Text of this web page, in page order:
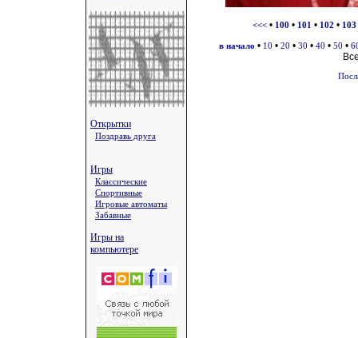
Открытки
Поздравь друга
Игры
Классические
Спортивные
Игровые автоматы
Забавные
Игры на
компьютере
<<< • 100 • 101 • 102 • 103
в начало • 10 • 20 • 30 • 40 • 50 •